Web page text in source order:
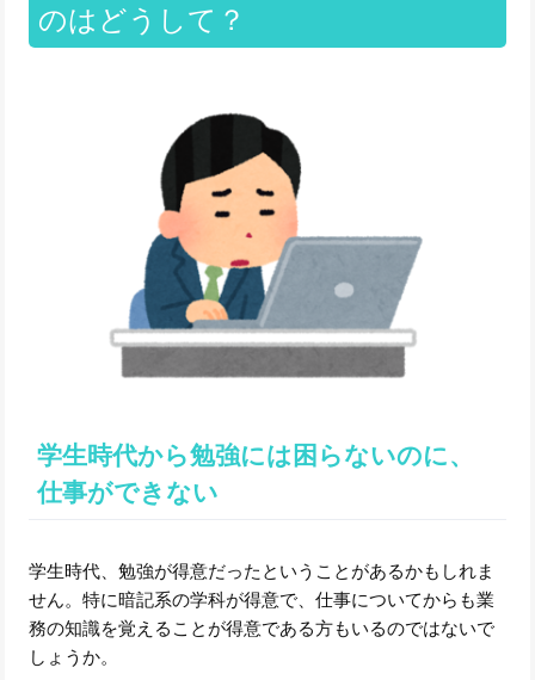
のはどうして？
学生時代から勉強には困らないのに、
仕事ができない
学生時代、勉強が得意だったということがあるかもしれま
せん。特に暗記系の学科が得意で、仕事についてからも業
務の知識を覚えることが得意である方もいるのではないで
しょうか。